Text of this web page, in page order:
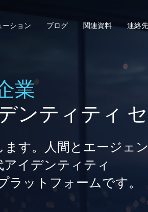
ーション ブログ 関連資料 連絡先
業
ンティティ
す。人間とエージェ
イデンティティ
ラットフォームです。